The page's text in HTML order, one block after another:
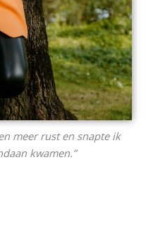
meer rust en snapte ik
kwamen.”